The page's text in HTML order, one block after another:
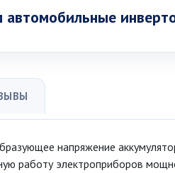
автомобильные
напряжение
работу электроприборов